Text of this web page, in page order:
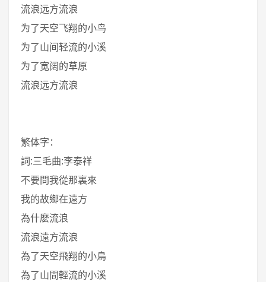
流浪远方流浪
为了天空飞翔的小鸟
为了山间轻流的小溪
为了宽阔的草原
流浪远方流浪
繁体字：
詞:三毛曲:李泰祥
不要問我從那裏來
我的故鄉在遠方
為什麽流浪
流浪遠方流浪
為了天空飛翔的小鳥
為了山間輕流的小溪